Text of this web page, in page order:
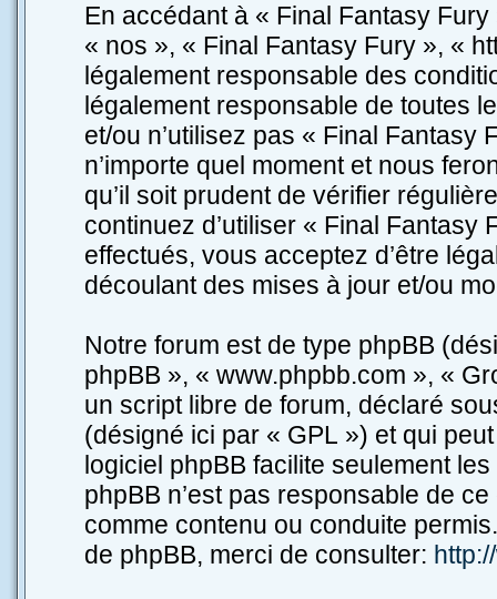
En accédant à « Final Fantasy
« nos », « Final Fantasy Fury », «
légalement responsable des
légalement responsable de toutes
et/ou n’utilisez pas « Final
n’importe quel moment et nous
qu’il soit prudent de vérifier
continuez d’utiliser « Final
effectués, vous acceptez d’être
découlant des mises à jour et/ou
Notre forum est de type phpBB
phpBB », « www.phpbb.com », «
un script libre de forum, déclaré
(désigné ici par « GPL ») et qui
logiciel phpBB facilite seulement
phpBB n’est pas responsable de
comme contenu ou conduite
de phpBB, merci de consulter: